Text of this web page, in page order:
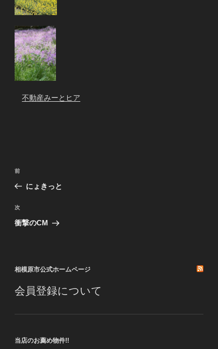
不動産みーとヒア
投
ビ
ゲ
ン
前
の
稿
前
にょきっと
次
の
次
衝撃のCM
相模原市公式ホームページ
会員登録について
当店のお薦め物件!!